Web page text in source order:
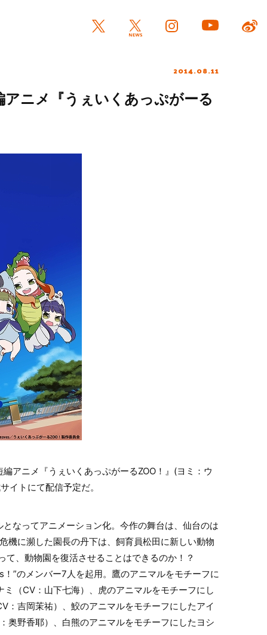
2014.08.11
ニメ『うぇいくあっぷがーる
アニメ『うぇいくあっぷがーるZOO！』(ヨミ：ウ
イトにて配信予定だ。
なってアニメーション化。今作の舞台は、仙台のは
機に瀕した園長の丹下は、飼育員松田に新しい動物
、動物園を復活させることはできるのか！？
”のメンバー7人を起用。鷹のアニマルをモチーフに
（CV：山下七海）、虎のアニマルをモチーフにし
：吉岡茉祐）、鮫のアニマルをモチーフにしたアイ
奥野香耶）、白熊のアニマルをモチーフにしたヨシ